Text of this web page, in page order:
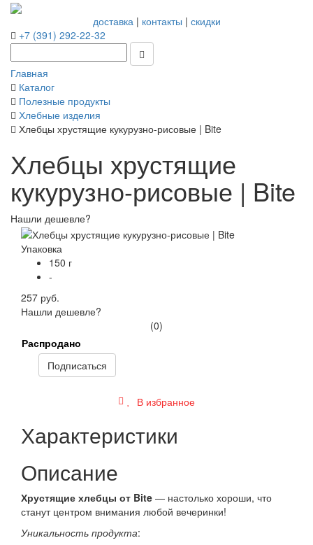
доставка| контакты | скидки
+7 (391) 292-22-32
Главная
Каталог
Полезные продукты
Хлебные изделия
Хлебцы хрустящие кукурузно-рисовые | Bite
Хлебцы хрустящие
кукурузно-рисовые | Bite
Нашли дешевле?
Упаковка
150 г
-
257 руб.
Нашли дешевле?
(0)
Распродано
Подписаться
В избранное
Характеристики
Описание
Хрустящие хлебцы от Bite — настолько хороши, что
станут центром внимания любой вечеринки!
Уникальность продукта: